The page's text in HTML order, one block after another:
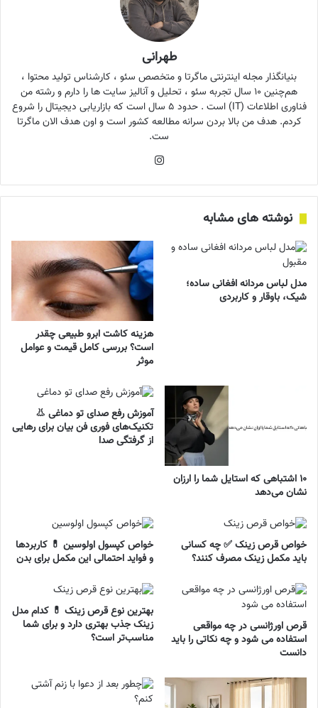
طهرانی
بنیانگذار مجله اینترنتی ماگرتا و متخصص سئو ، کارشناس تولید محتوا ،
هم‌چنین ۱۰ سال تجربه سئو ، تحلیل و آنالیز سایت ها را دارم و رشته من
فناوری اطلاعات (IT) است . حدود ۵ سال است که بازاریابی دیجیتال را شروع
کردم. هدف من بالا بردن سرانه مطالعه کشور است و اون هدف الان ماگرتا
ست.
نوشته های مشابه
مدل لباس مردانه افغانی ساده؛
شیک، باوقار و کاربردی
هزینه کاشت ابرو طبیعی چقدر
است؟ بررسی کامل قیمت و عوامل
موثر
۱۰ اشتباهی که استایل شما را ارزان
نشان می‌دهد
آموزش رفع صدای تو دماغی 👃
تکنیک‌های فوری فن بیان برای رهایی
از گرفتگی صدا
خواص قرص زینک ✅ چه کسانی
باید مکمل زینک مصرف کنند؟
خواص کپسول اولوسین 💊 کاربردها
و فواید احتمالی این مکمل برای بدن
قرص اورژانسی در چه مواقعی
استفاده می شود و چه نکاتی را باید
دانست
بهترین نوع قرص زینک 💊 کدام مدل
زینک جذب بهتری دارد و برای شما
مناسب‌تر است؟